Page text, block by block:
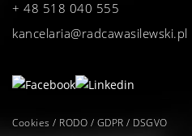
+ 48 518 040 555
kancelaria@radcawasilewski.pl
Cookies / RODO / GDPR / DSGVO